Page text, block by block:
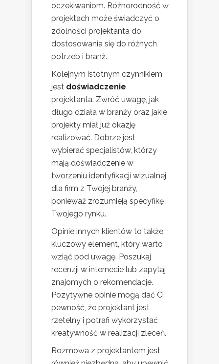
oczekiwaniom. Różnorodność w
projektach może świadczyć o
zdolności projektanta do
dostosowania się do różnych
potrzeb i branż.
Kolejnym istotnym czynnikiem
jest doświadczenie
projektanta. Zwróć uwagę, jak
długo działa w branży oraz jakie
projekty miał już okazję
realizować. Dobrze jest
wybierać specjalistów, którzy
mają doświadczenie w
tworzeniu identyfikacji wizualnej
dla firm z Twojej branży,
ponieważ zrozumieją specyfikę
Twojego rynku.
Opinie innych klientów to także
kluczowy element, który warto
wziąć pod uwagę. Poszukaj
recenzji w internecie lub zapytaj
znajomych o rekomendacje.
Pozytywne opinie mogą dać Ci
pewność, że projektant jest
rzetelny i potrafi wykorzystać
kreatywność w realizacji zleceń.
Rozmowa z projektantem jest